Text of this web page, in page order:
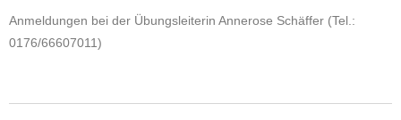
Anmeldungen bei der Übungsleiterin Annerose Schäffer (Tel.:
0176/66607011)